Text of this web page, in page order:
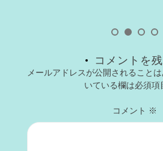
コメントを
メールアドレスが公開されることは
いている欄は必須項
コメント ※